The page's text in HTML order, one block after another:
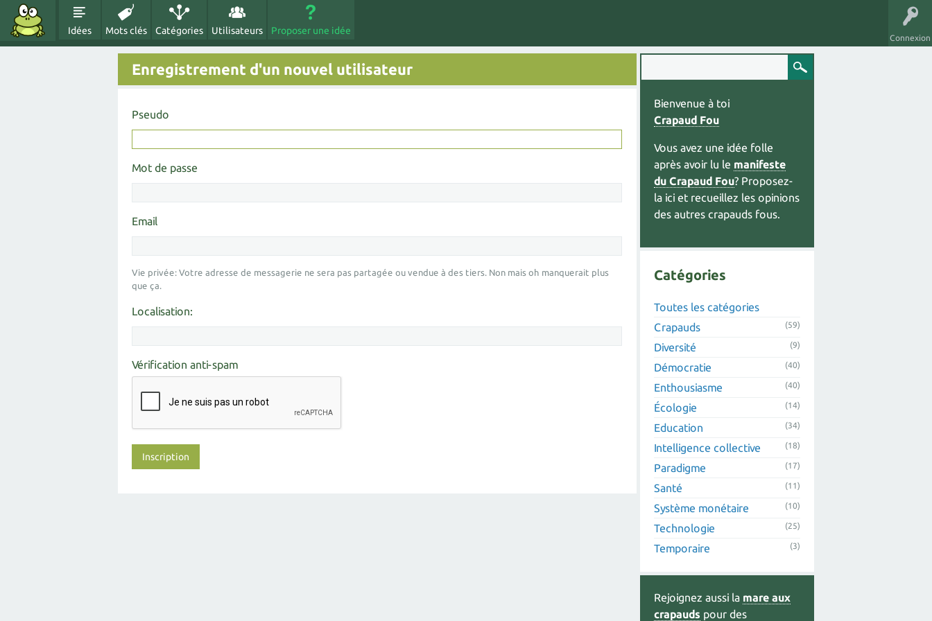
Connexion
Idées Mots clés Catégories Utilisateurs Proposer une idée
Enregistrement d'un nouvel utilisateur
Pseudo
Mot de passe
Email
Vie privée: Votre adresse de messagerie ne sera pas partagée ou vendue à des tiers. Non mais oh manquerait plus
que ça.
Localisation:
Vérification anti-spam
Bienvenue à toi
Crapaud Fou
Vous avez une idée folle
après avoir lu le manifeste
du Crapaud Fou? Proposez-
la ici et recueillez les opinions
des autres crapauds fous.
Catégories
Toutes les catégories
Crapauds
(59)
Diversité (9)
Démocratie (40)
Enthousiasme (40)
Écologie (14)
Education (34)
Intelligence collective (18)
Paradigme (17)
Santé (11)
Système monétaire (10)
Technologie (25)
Temporaire (3)
Rejoignez aussi la mare aux
crapauds pour des